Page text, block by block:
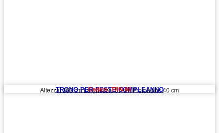
TRONO PER FESTE COMPLEANNO
Altezza: 160 cm Larghezza: 57 cm Profondità: 40 cm
Codice: TRN 80